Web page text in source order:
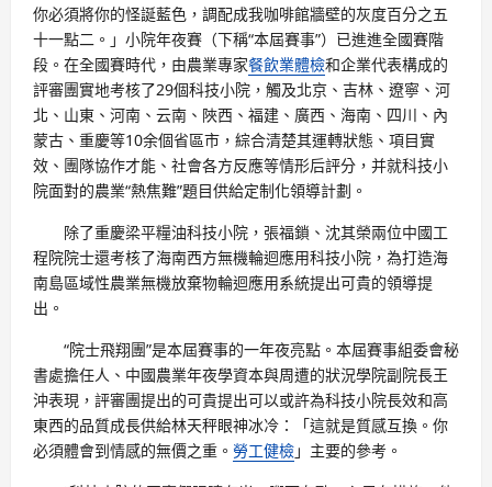
你必須將你的怪誕藍色，調配成我咖啡館牆壁的灰度百分之五
十一點二。」小院年夜賽（下稱“本屆賽事”）已進進全國賽階
段。在全國賽時代，由農業專家餐飲業體檢和企業代表構成的
評審團實地考核了29個科技小院，觸及北京、吉林、遼寧、河
北、山東、河南、云南、陜西、福建、廣西、海南、四川、內
蒙古、重慶等10余個省區市，綜合清楚其運轉狀態、項目實
效、團隊協作才能、社會各方反應等情形后評分，并就科技小
院面對的農業“熱焦難”題目供給定制化領導計劃。
除了重慶梁平糧油科技小院，張福鎖、沈其榮兩位中國工
程院院士還考核了海南西方無機輪迴應用科技小院，為打造海
南島區域性農業無機放棄物輪迴應用系統提出可貴的領導提
出。
“院士飛翔團”是本屆賽事的一年夜亮點。本屆賽事組委會秘
書處擔任人、中國農業年夜學資本與周遭的狀況學院副院長王
沖表現，評審團提出的可貴提出可以或許為科技小院長效和高
東西的品質成長供給林天秤眼神冰冷：「這就是質感互換。你
必須體會到情感的無價之重。 勞工健檢」主要的參考。